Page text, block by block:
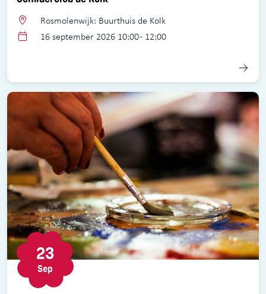
Rosmolenwijk: Buurthuis de Kolk
16 september 2026 10:00 - 12:00
23
Sep